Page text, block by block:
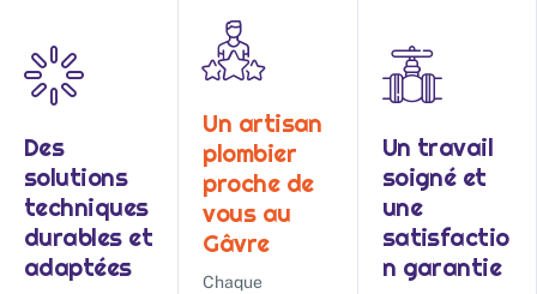
Des
solutions
techniques
durables et
adaptées
Un artisan
plombier
proche de
vous au
Gâvre
Chaque
Un travail
soigné et
une
satisfactio
n garantie